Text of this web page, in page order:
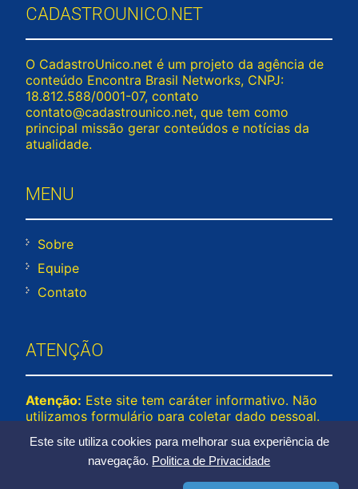
Este site utiliza cookies para melhorar sua experiência de
navegação. Politica de Privacidade
CADASTROUNICO.NET
O CadastroUnico.net é um projeto da agência de
conteúdo Encontra Brasil Networks, CNPJ:
18.812.588/0001-07, contato
contato@cadastrounico.net, que tem como
principal missão gerar conteúdos e notícias da
atualidade.
MENU
Sobre
Equipe
Contato
ATENÇÃO
Atenção: Este site tem caráter informativo. Não
utilizamos formulário para coletar dado pessoal.
nenhuma empresa ou programa citado no
conteúdo deste site. © 2026 cadastrounico.net –
Todos os direitos reservados.